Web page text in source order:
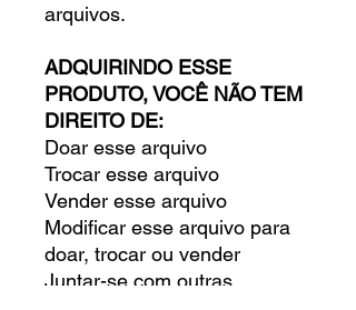
arquivos.
ADQUIRINDO ESSE
PRODUTO, VOCÊ NÃO TEM
DIREITO DE:
Doar esse arquivo
Trocar esse arquivo
Vender esse arquivo
Modificar esse arquivo para
doar, trocar ou vender
Juntar-se com outras